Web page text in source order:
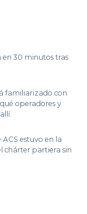
en 30 minutos tras
familiarizado con
operadores y
estuvo en la
chárter partiera sin